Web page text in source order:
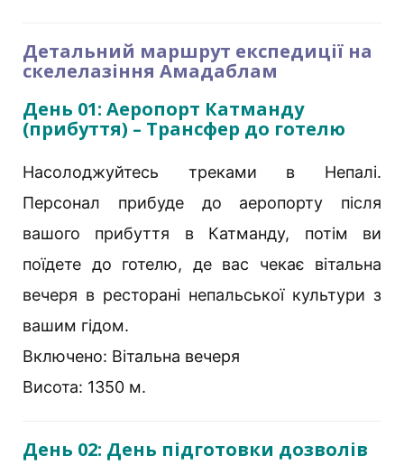
Детальний маршрут експедиції на
скелелазіння Амадаблам
День 01: Аеропорт Катманду
(прибуття) – Трансфер до готелю
Насолоджуйтесь треками в Непалі.
Персонал прибуде до аеропорту після
вашого прибуття в Катманду, потім ви
поїдете до готелю, де вас чекає вітальна
вечеря в ресторані непальської культури з
вашим гідом.
Включено: Вітальна вечеря
Висота: 1350 м.
День 02: День підготовки дозволів